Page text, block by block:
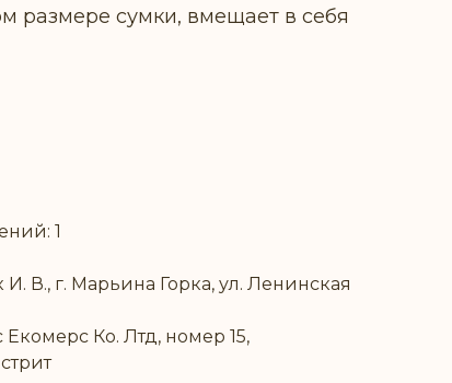
размере сумки, вмещает в себя
1
В., г. Марьина Горка, ул. Ленинская
Ко. Лтд, номер 15,